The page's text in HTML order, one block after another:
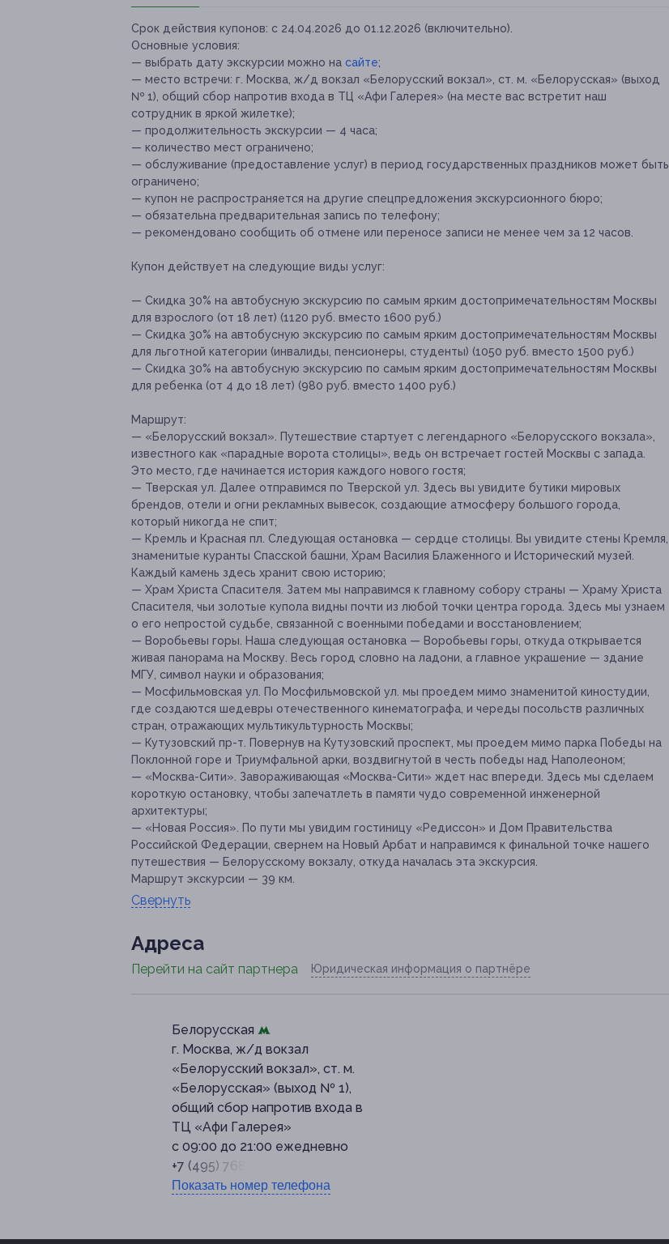
Срок действия купонов: с 24.04.2026 до 01.12.2026 (включительно).
Основные условия:
— выбрать дату экскурсии можно на сайте;
— место встречи: г. Москва, ж/д вокзал «Белорусский вокзал», ст. м. «Белорусская» (выход
№ 1), общий сбор напротив входа в ТЦ «Афи Галерея» (на месте вас встретит наш
сотрудник в яркой жилетке);
— продолжительность экскурсии — 4 часа;
— количество мест ограничено;
— обслуживание (предоставление услуг) в период государственных праздников может быть
ограничено;
— купон не распространяется на другие спецпредложения экскурсионного бюро;
— обязательна предварительная запись по телефону;
— рекомендовано сообщить об отмене или переносе записи не менее чем за 12 часов.
Купон действует на следующие виды услуг:
— Скидка 30% на автобусную экскурсию по самым ярким достопримечательностям Москвы
для взрослого (от 18 лет) (1120 руб. вместо 1600 руб.)
— Скидка 30% на автобусную экскурсию по самым ярким достопримечательностям Москвы
для льготной категории (инвалиды, пенсионеры, студенты) (1050 руб. вместо 1500 руб.)
— Скидка 30% на автобусную экскурсию по самым ярким достопримечательностям Москвы
для ребенка (от 4 до 18 лет) (980 руб. вместо 1400 руб.)
Маршрут:
— «Белорусский вокзал». Путешествие стартует с легендарного «Белорусского вокзала»,
известного как «парадные ворота столицы», ведь он встречает гостей Москвы с запада.
Это место, где начинается история каждого нового гостя;
— Тверская ул. Далее отправимся по Тверской ул. Здесь вы увидите бутики мировых
брендов, отели и огни рекламных вывесок, создающие атмосферу большого города,
который никогда не спит;
— Кремль и Красная пл. Следующая остановка — сердце столицы. Вы увидите стены Кремля,
знаменитые куранты Спасской башни, Храм Василия Блаженного и Исторический музей.
Каждый камень здесь хранит свою историю;
— Храм Христа Спасителя. Затем мы направимся к главному собору страны — Храму Христа
Спасителя, чьи золотые купола видны почти из любой точки центра города. Здесь мы узнаем
о его непростой судьбе, связанной с военными победами и восстановлением;
— Воробьевы горы. Наша следующая остановка — Воробьевы горы, откуда открывается
живая панорама на Москву. Весь город словно на ладони, а главное украшение — здание
МГУ, символ науки и образования;
— Мосфильмовская ул. По Мосфильмовской ул. мы проедем мимо знаменитой киностудии,
где создаются шедевры отечественного кинематографа, и череды посольств различных
стран, отражающих мультикультурность Москвы;
— Кутузовский пр-т. Повернув на Кутузовский проспект, мы проедем мимо парка Победы на
Поклонной горе и Триумфальной арки, воздвигнутой в честь победы над Наполеоном;
— «Москва-Сити». Завораживающая «Москва-Сити» ждет нас впереди. Здесь мы сделаем
короткую остановку, чтобы запечатлеть в памяти чудо современной инженерной
архитектуры;
— «Новая Россия». По пути мы увидим гостиницу «Редиссон» и Дом Правительства
Российской Федерации, свернем на Новый Арбат и направимся к финальной точке нашего
путешествия — Белорусскому вокзалу, откуда началась эта экскурсия.
Маршрут экскурсии — 39 км.
Свернуть
Адресa
Перейти на сайт партнера Юридическая информация о партнёре
Белорусская
г. Москва, ж/д вокзал
«Белорусский вокзал», ст. м.
«Белорусская» (выход № 1),
общий сбор напротив входа в
ТЦ «Афи Галерея»
с 09:00 до 21:00 ежедневно
+7 (495) 768-73-33
Показать номер телефона